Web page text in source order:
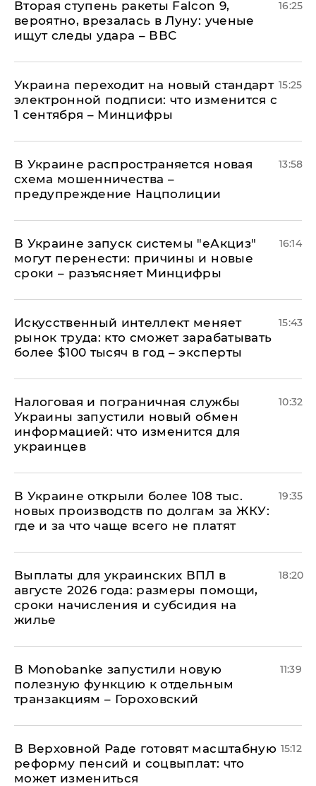
Вторая ступень ракеты Falcon 9,
вероятно, врезалась в Луну: ученые
ищут следы удара – ВВС
16:25
Украина переходит на новый стандарт
электронной подписи: что изменится с
1 сентября – Минцифры
15:25
В Украине распространяется новая
схема мошенничества –
предупреждение Нацполиции
13:58
В Украине запуск системы "еАкциз"
могут перенести: причины и новые
сроки – разъясняет Минцифры
16:14
Искусственный интеллект меняет
рынок труда: кто сможет зарабатывать
более $100 тысяч в год – эксперты
15:43
Налоговая и пограничная службы
Украины запустили новый обмен
информацией: что изменится для
украинцев
10:32
В Украине открыли более 108 тыс.
новых производств по долгам за ЖКУ:
где и за что чаще всего не платят
19:35
Выплаты для украинских ВПЛ в
августе 2026 года: размеры помощи,
сроки начисления и субсидия на
жилье
18:20
В Мonobankе запустили новую
полезную функцию к отдельным
транзакциям – Гороховский
11:39
В Верховной Раде готовят масштабную
реформу пенсий и соцвыплат: что
может измениться
15:12